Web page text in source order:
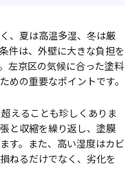
、夏は高温多湿、冬は厳
件は、外壁に大きな負担を
左京区の気候に合った塗料
めの重要なポイントです。
えることも珍しくありま
と収縮を繰り返し、塗膜
す。また、高い湿度はカビ
ねるだけでなく、劣化を